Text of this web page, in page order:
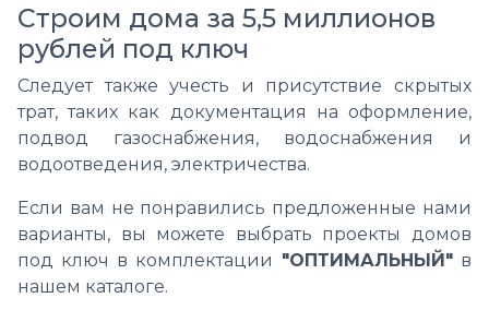
Строим дома за 5,5 миллионов
рублей под ключ
Следует также учесть и присутствие скрытых
трат, таких как документация на оформление,
подвод газоснабжения, водоснабжения и
водоотведения, электричества.
Если вам не понравились предложенные нами
варианты, вы можете выбрать проекты домов
под ключ в комплектации "ОПТИМАЛЬНЫЙ" в
нашем каталоге.